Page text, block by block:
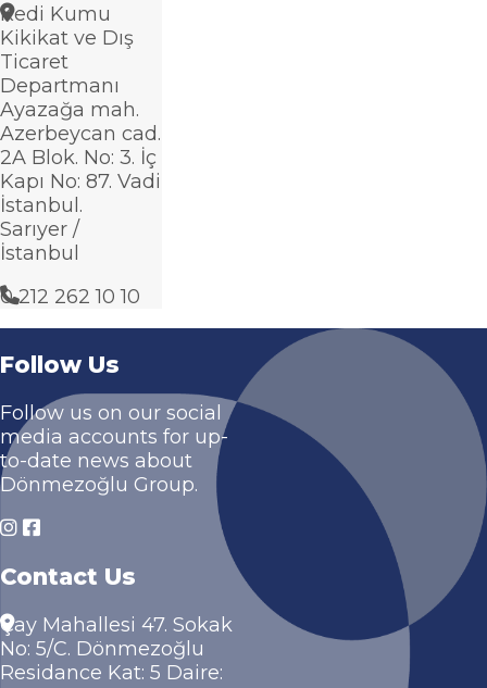
Kedi Kumu
Kikikat ve Dış
Ticaret
Departmanı
Ayazağa mah.
Azerbeycan cad.
2A Blok. No: 3. İç
Kapı No: 87. Vadi
İstanbul.
Sarıyer /
İstanbul
0 212 262 10 10
Follow Us
Follow us on our social
media accounts for up-
to-date news about
Dönmezoğlu Group.
Contact Us
Çay Mahallesi 47. Sokak
No: 5/C. Dönmezoğlu
Residance Kat: 5 Daire: